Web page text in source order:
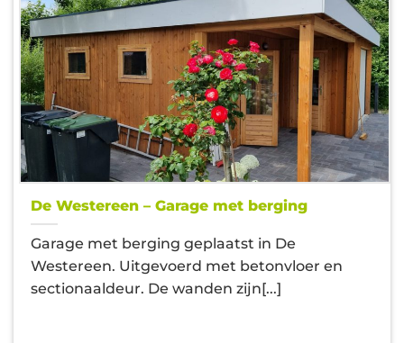
De Westereen – Garage met berging
Garage met berging geplaatst in De
Westereen. Uitgevoerd met betonvloer en
sectionaaldeur. De wanden zijn[...]